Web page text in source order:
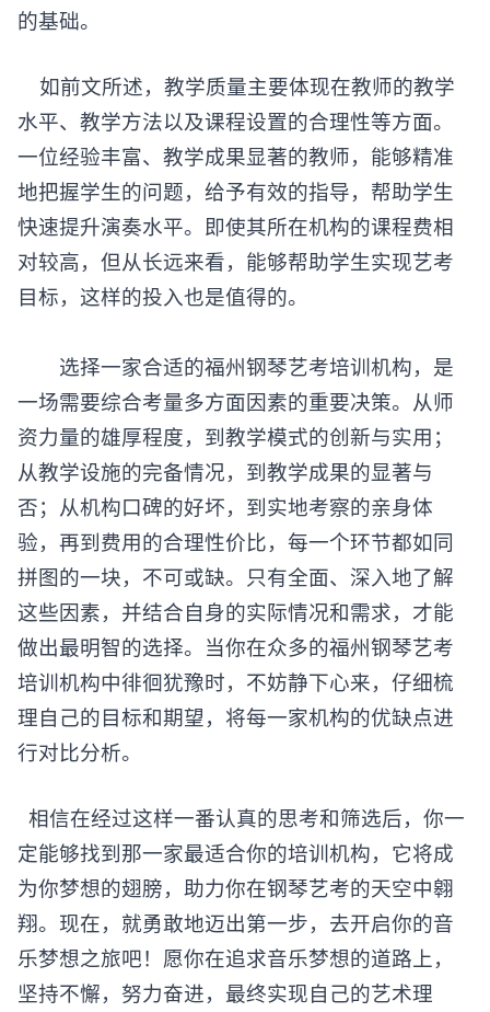
的基础。
如前文所述，教学质量主要体现在教师的教学
水平、教学方法以及课程设置的合理性等方面。
一位经验丰富、教学成果显著的教师，能够精准
地把握学生的问题，给予有效的指导，帮助学生
快速提升演奏水平。即使其所在机构的课程费相
对较高，但从长远来看，能够帮助学生实现艺考
目标，这样的投入也是值得的。
选择一家合适的福州钢琴艺考培训机构，是
一场需要综合考量多方面因素的重要决策。从师
资力量的雄厚程度，到教学模式的创新与实用；
从教学设施的完备情况，到教学成果的显著与
否；从机构口碑的好坏，到实地考察的亲身体
验，再到费用的合理性价比，每一个环节都如同
拼图的一块，不可或缺。只有全面、深入地了解
这些因素，并结合自身的实际情况和需求，才能
做出最明智的选择。​当你在众多的福州钢琴艺考
培训机构中徘徊犹豫时，不妨静下心来，仔细梳
理自己的目标和期望，将每一家机构的优缺点进
行对比分析。
相信在经过这样一番认真的思考和筛选后，你一
定能够找到那一家最适合你的培训机构，它将成
为你梦想的翅膀，助力你在钢琴艺考的天空中翱
翔。​现在，就勇敢地迈出第一步，去开启你的音
乐梦想之旅吧！愿你在追求音乐梦想的道路上，
坚持不懈，努力奋进，最终实现自己的艺术理